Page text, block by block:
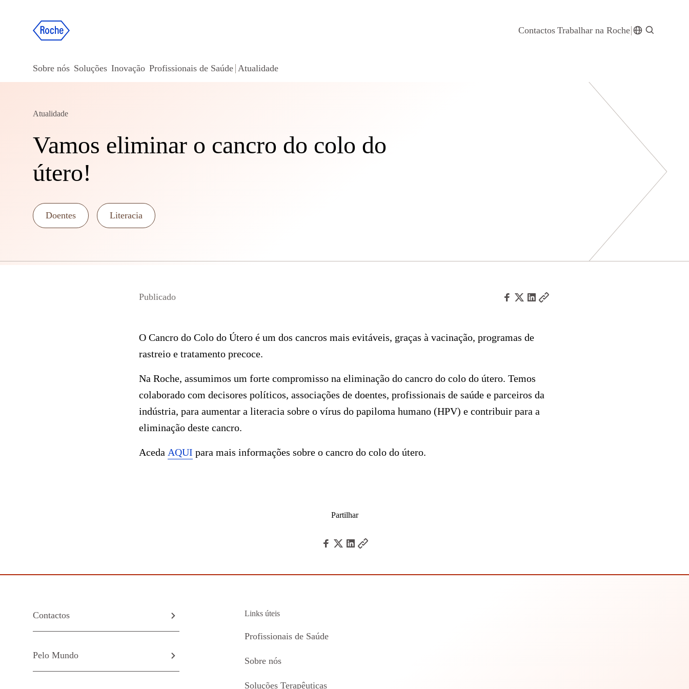
Contactos Trabalhar na Roche
Sobre nós Soluções Inovação Profissionais de Saúde Atualidade
Atualidade
Vamos eliminar o cancro do colo do
útero!
Doentes Literacia
Publicado
O Cancro do Colo do Útero é um dos cancros mais evitáveis, graças à vacinação, programas de
rastreio e tratamento precoce.
Na Roche, assumimos um forte compromisso na eliminação do cancro do colo do útero. Temos
colaborado com decisores políticos, associações de doentes, profissionais de saúde e parceiros da
indústria, para aumentar a literacia sobre o vírus do papiloma humano (HPV) e contribuir para a
eliminação deste cancro.
Aceda AQUI para mais informações sobre o cancro do colo do útero.
Partilhar
Contactos
Pelo Mundo
Links úteis
Profissionais de Saúde
Sobre nós
Soluções Terapêuticas